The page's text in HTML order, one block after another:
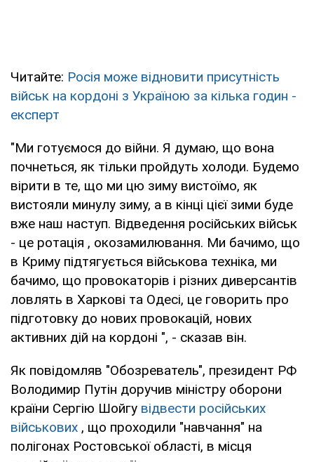
Читайте: Росія може відновити присутність
військ на кордоні з Україною за кілька годин -
експерт
"Ми готуємося до війни. Я думаю, що вона
почнеться, як тільки пройдуть холоди. Будемо
вірити в те, що ми цю зиму вистоїмо, як
вистояли минулу зиму, а в кінці цієї зими буде
вже наш наступ. Відведення російських військ
- це ротація , окозамилювання. Ми бачимо, що
в Криму підтягується військова техніка, ми
бачимо, що провокаторів і різних диверсантів
ловлять в Харкові та Одесі, це говорить про
підготовку до нових провокацій, нових
активних дій на кордоні ", - сказав він.
Як повідомляв "Обозреватель", президент РФ
Володимир Путін доручив міністру оборони
країни Сергію Шойгу відвести російських
військових , що проходили "навчання" на
полігонах Ростовської області, в місця